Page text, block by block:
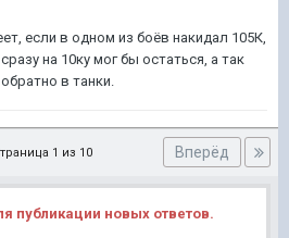
если в одном из боёв накидал 105К,
на 10ку мог бы остаться, а так
в танки.
Вперёд
1 из 10
публикации новых ответов.